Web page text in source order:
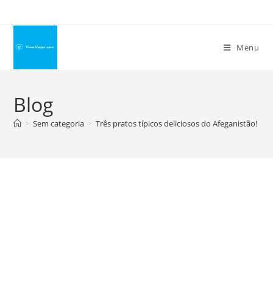
conteúdo
Menu
Blog
> Sem categoria > Três pratos típicos deliciosos do Afeganistão!